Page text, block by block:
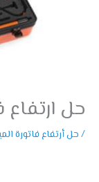
حل ارتفاع
/حل أرتفاع فاتورة